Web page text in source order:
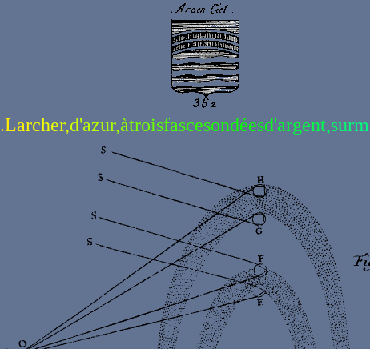
.Larcher,d'azur,àtroisfascesondéesd'argent,surm